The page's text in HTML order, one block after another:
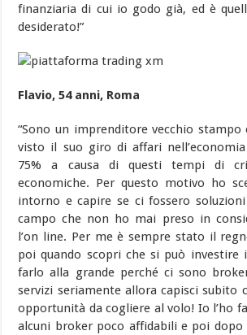
finanziaria di cui io godo già, ed è
desiderato!”
Flavio, 54 anni, Roma
“Sono un imprenditore vecchio
visto il suo giro di affari
75% a causa di questi tempi di
economiche. Per questo motivo ho
intorno e capire se ci fossero
campo che non ho mai preso in
l’on line. Per me è sempre stato il
poi quando scopri che si può
farlo alla grande perché ci sono
servizi seriamente allora capisci subito
opportunità da cogliere al volo! Io l’ho
alcuni broker poco affidabili e poi